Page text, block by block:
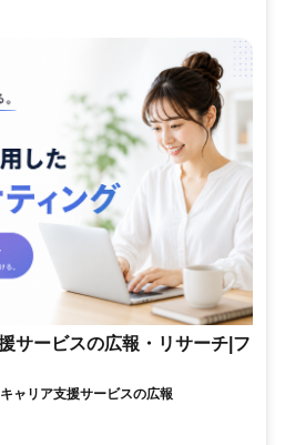
サービスの広報・リサーチ|フ
ャリア支援サービスの広報